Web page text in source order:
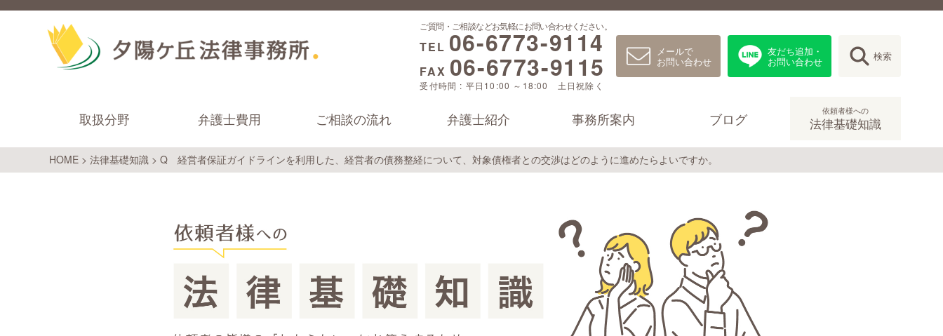
ご質問・ご相談などお気軽にお問い合わせください。
TEL 06-6773-9114
FAX 06-6773-9115
受付時間 : 平日10:00 ～18:00 土日祝除く
メールで
お問い合わせ
友だち追加・
お問い合わせ 検索
取扱分野 弁護士費用 ご相談の流れ 弁護士紹介 事務所案内 ブログ 依頼者様への
法律基礎知識
HOME > 法律基礎知識 > Q 経営者保証ガイドラインを利用した、経営者の債務整経について、対象債権者との交渉はどのように進めたらよいですか。